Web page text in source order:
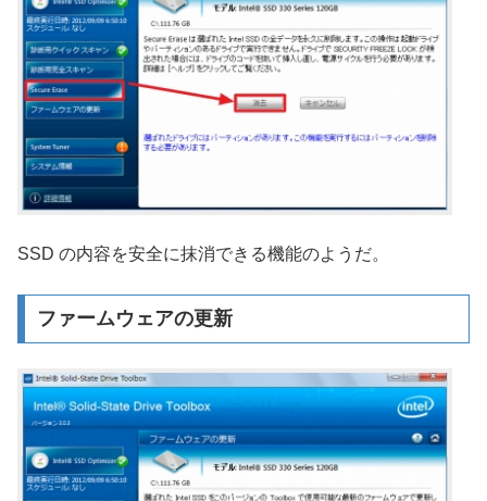
SSD の内容を安全に抹消できる機能のようだ。
ファームウェアの更新